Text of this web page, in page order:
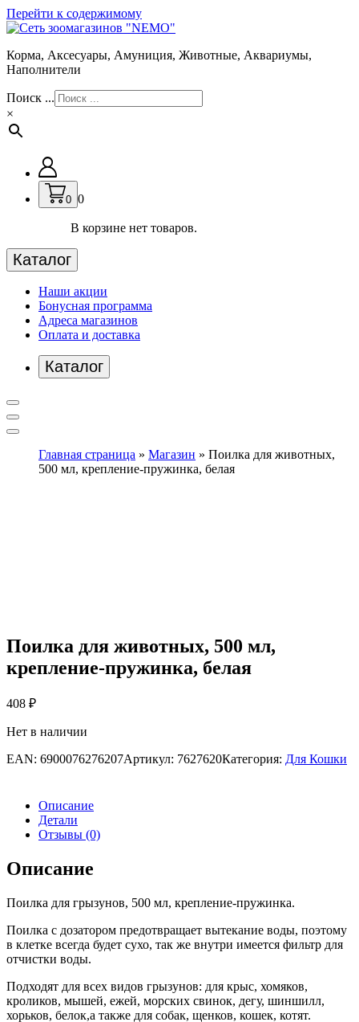
Перейти к содержимому
Корма, Аксесуары, Амуниция, Животные, Аквариумы,
Наполнители
Поиск ...
×
0 0
В корзине нет товаров.
Каталог
Наши акции
Бонусная программа
Адреса магазинов
Оплата и доставка
Каталог
Главная страница » Магазин » Поилка для животных,
500 мл, крепление-пружинка, белая
Поилка для животных, 500 мл,
крепление-пружинка, белая
408 ₽
Нет в наличии
EAN: 6900076276207Артикул: 7627620Категория: Для Кошки
Описание
Детали
Отзывы (0)
Описание
Поилка для грызунов, 500 мл, крепление-пружинка.
Поилка с дозатором предотвращает вытекание воды, поэтому
в клетке всегда будет сухо, так же внутри имеется фильтр для
отчистки воды.
Подходят для всех видов грызунов: для крыс, хомяков,
кроликов, мышей, ежей, морских свинок, дегу, шиншилл,
хорьков, белок,а также для собак, щенков, кошек, котят.